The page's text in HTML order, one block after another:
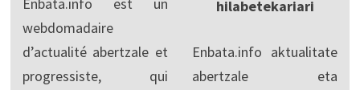
Enbata.info est un
webdomadaire
d’actualité abertzale et
progressiste, qui
hilabetekariari
Enbata.info aktualitate
abertzale eta